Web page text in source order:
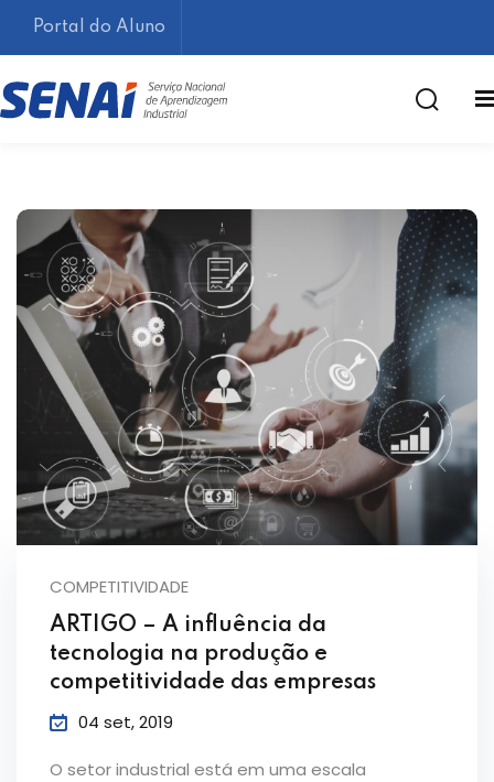
Portal do Aluno
COMPETITIVIDADE
ARTIGO – A influência da
tecnologia na produção e
competitividade das empresas
04 set, 2019
O setor industrial está em uma escala
Lembrar-me Esqueceu sua senha?